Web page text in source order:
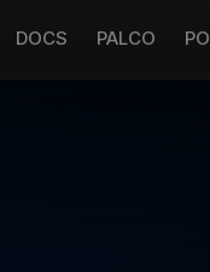
DOCS PALCO